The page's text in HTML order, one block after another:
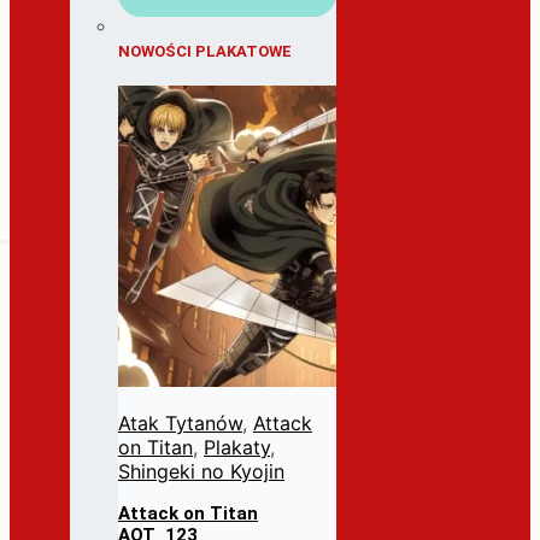
NOWOŚCI PLAKATOWE
Atak Tytanów, Attack
on Titan, Plakaty,
Shingeki no Kyojin
Attack on Titan
AOT_123